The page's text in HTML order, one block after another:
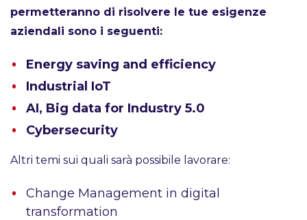
permetteranno di risolvere le tue esigenze
aziendali sono i seguenti:
Energy saving and efficiency
Industrial IoT
AI, Big data for Industry 5.0
Cybersecurity
Altri temi sui quali sarà possibile lavorare:
Change Management in digital
transformation